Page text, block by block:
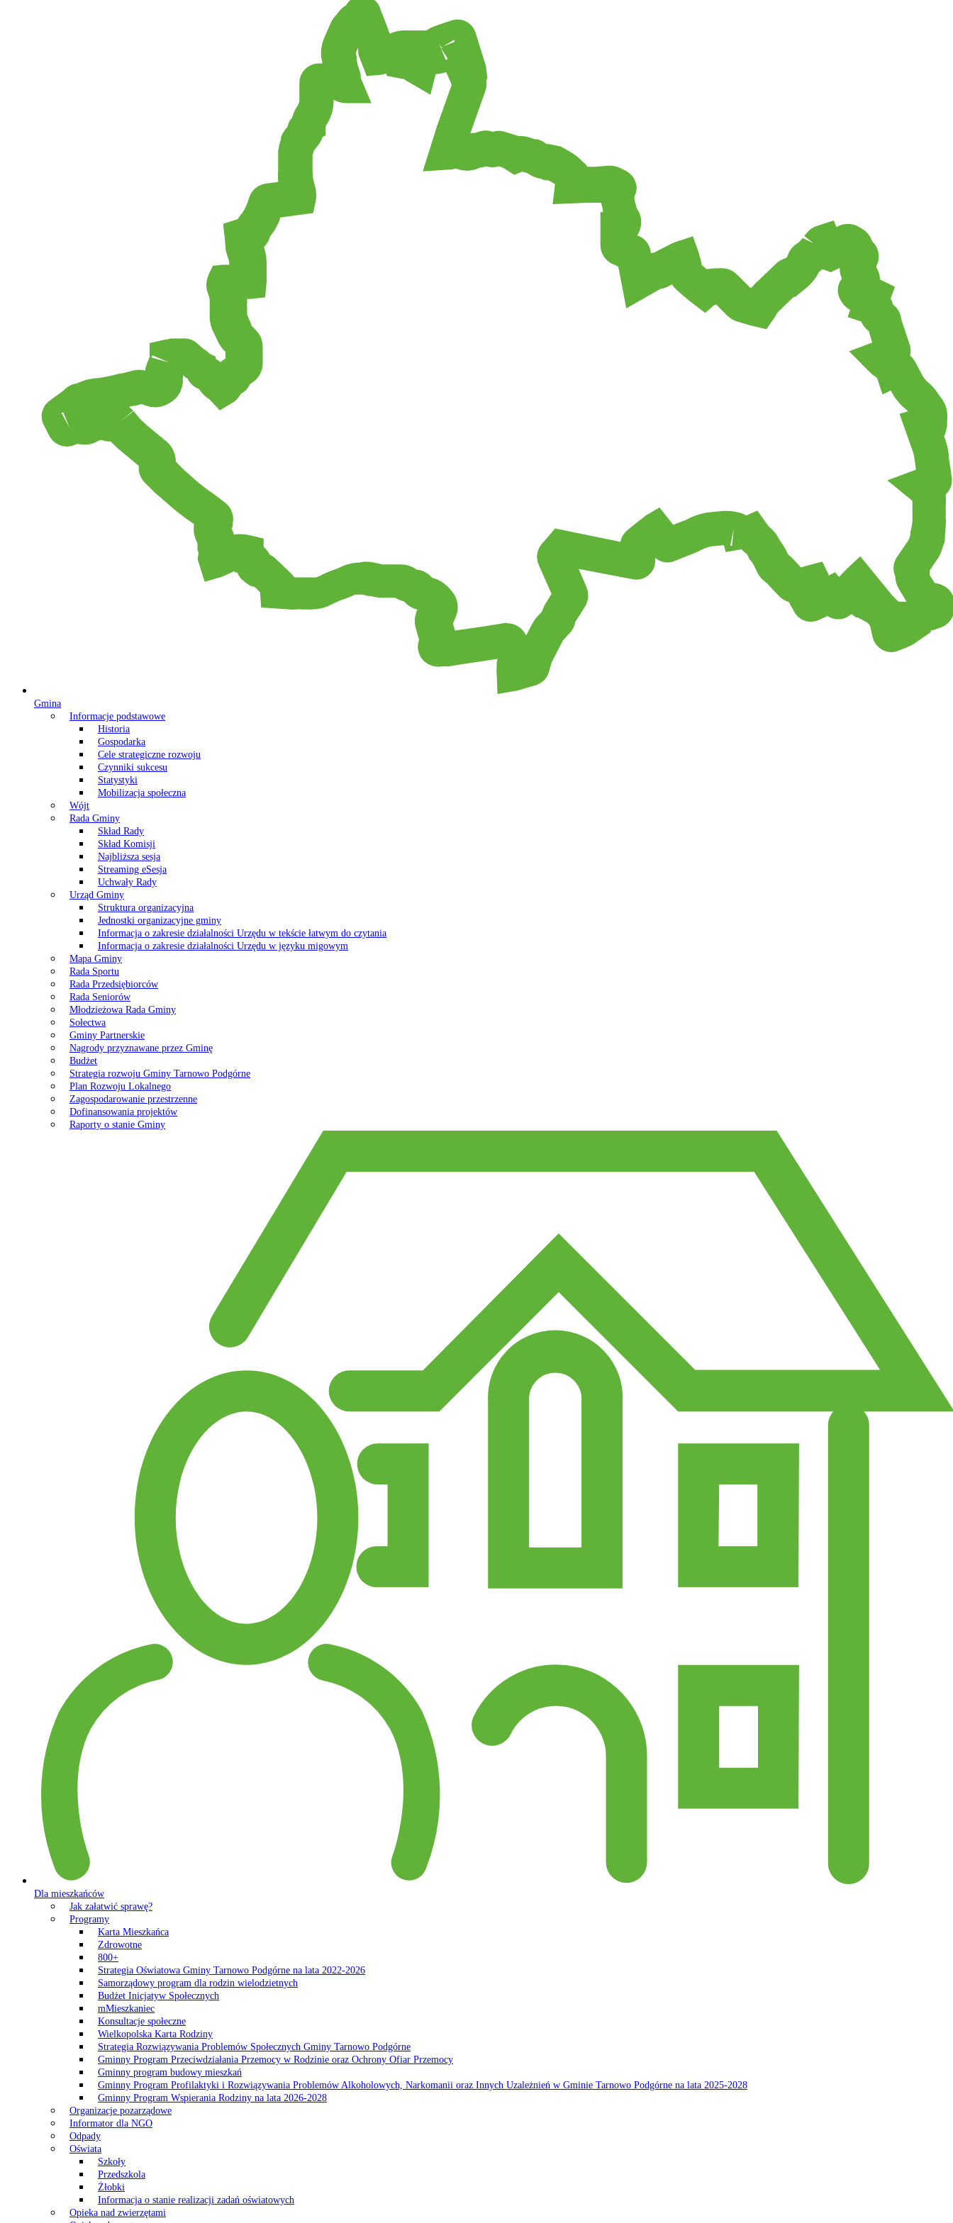
Gmina
Informacje podstawowe
Historia
Gospodarka
Cele strategiczne rozwoju
Czynniki sukcesu
Statystyki
Mobilizacja społeczna
Wójt
Rada Gminy
Skład Rady
Skład Komisji
Najbliższa sesja
Streaming eSesja
Uchwały Rady
Urząd Gminy
Struktura organizacyjna
Jednostki organizacyjne gminy
Informacja o zakresie działalności Urzędu w tekście łatwym do czytania
Informacja o zakresie działalności Urzędu w języku migowym
Mapa Gminy
Rada Sportu
Rada Przedsiębiorców
Rada Seniorów
Młodzieżowa Rada Gminy
Sołectwa
Gminy Partnerskie
Nagrody przyznawane przez Gminę
Budżet
Strategia rozwoju Gminy Tarnowo Podgórne
Plan Rozwoju Lokalnego
Zagospodarowanie przestrzenne
Dofinansowania projektów
Raporty o stanie Gminy
Dla mieszkańców
Jak załatwić sprawę?
Programy
Karta Mieszkańca
Zdrowotne
800+
Strategia Oświatowa Gminy Tarnowo Podgórne na lata 2022-2026
Samorządowy program dla rodzin wielodzietnych
Budżet Inicjatyw Społecznych
mMieszkaniec
Konsultacje społeczne
Wielkopolska Karta Rodziny
Strategia Rozwiązywania Problemów Społecznych Gminy Tarnowo Podgórne
Gminny Program Przeciwdziałania Przemocy w Rodzinie oraz Ochrony Ofiar Przemocy
Gminny program budowy mieszkań
Gminny Program Profilaktyki i Rozwiązywania Problemów Alkoholowych, Narkomanii oraz Innych Uzależnień w Gminie Tarnowo Podgórne na lata 2025-2028
Gminny Program Wspierania Rodziny na lata 2026-2028
Organizacje pozarządowe
Informator dla NGO
Odpady
Oświata
Szkoły
Przedszkola
Żłobki
Informacja o stanie realizacji zadań oświatowych
Opieka nad zwierzętami